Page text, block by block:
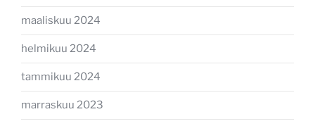
maaliskuu 2024
helmikuu 2024
tammikuu 2024
marraskuu 2023